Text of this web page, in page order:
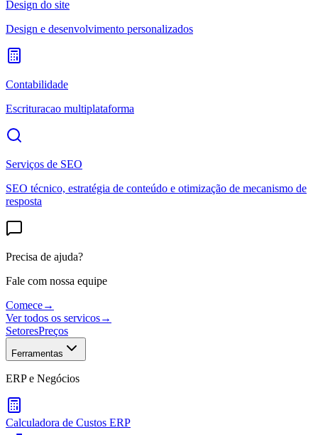
Design do site
Design e desenvolvimento personalizados
Contabilidade
Escrituracao multiplataforma
Serviços de SEO
SEO técnico, estratégia de conteúdo e otimização de mecanismo de
resposta
Precisa de ajuda?
Fale com nossa equipe
Comece→
Ver todos os servicos→
SetoresPreços
Ferramentas
ERP e Negócios
Calculadora de Custos ERP